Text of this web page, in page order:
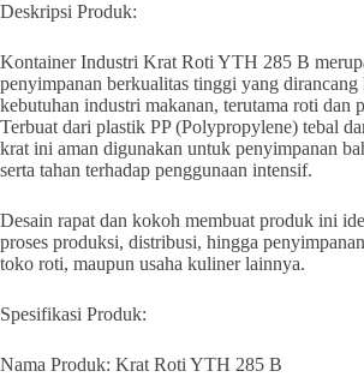
Deskripsi Produk:
Kontainer Industri Krat Roti YTH 285 B
penyimpanan berkualitas tinggi yang dirancang
kebutuhan industri makanan, terutama roti dan
Terbuat dari plastik PP (Polypropylene) tebal
krat ini aman digunakan untuk penyimpanan
serta tahan terhadap penggunaan intensif.
Desain rapat dan kokoh membuat produk ini
proses produksi, distribusi, hingga
toko roti, maupun usaha kuliner lainnya.
Spesifikasi Produk:
Nama Produk: Krat Roti YTH 285 B